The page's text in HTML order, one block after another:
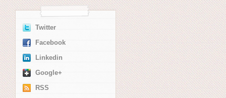
Twitter
Facebook
Linkedin
Google+
RSS